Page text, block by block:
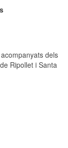
dels
Ripollet i Santa